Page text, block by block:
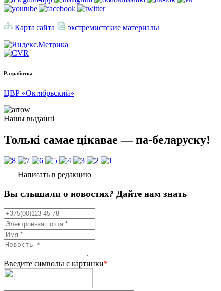
Карта сайта экстремистские материалы
Разработка
ЦВР «Октябрьский»
Нашы выданні
Толькі самае цікавае — па-беларуску!
Написать в редакцию
Вы слышали о новостях? Дайте нам знать
Введите символы с картинки*